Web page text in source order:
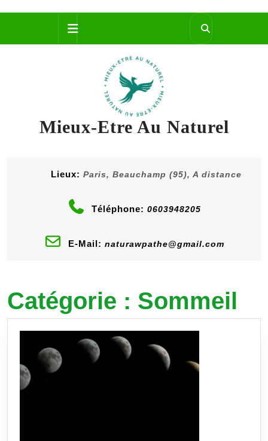
content
Open
Button
Mieux-Etre Au Naturel
Lieux: Paris, Beauchamp (95), A distance
Téléphone: 0603948205
E-Mail: naturawpathe@gmail.com
Catégorie : Sommeil